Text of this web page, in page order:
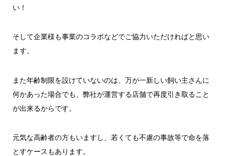
い！
そして企業様も事業のコラボなどでご協力いただければと思い
ます。
また年齢制限を設けていないのは、万が一新しい飼い主さんに
何かあった場合でも、弊社が運営する店舗で再度引き取ること
が出来るからです。
元気な高齢者の方もいますし、若くても不慮の事故等で命を落
とすケースもあります。